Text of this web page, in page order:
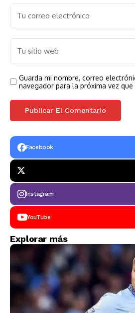
Guarda mi nombre, correo
navegador para la próxima vez que
Facebook
Instagram
YouTube
Explorar más